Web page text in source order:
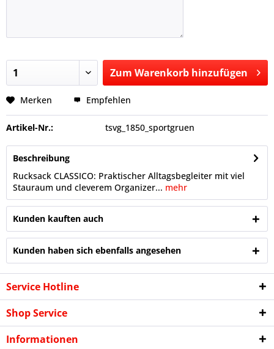
Zum Warenkorb hinzufügen
Merken Empfehlen
Artikel-Nr.: tsvg_1850_sportgruen
Beschreibung
Rucksack CLASSICO: Praktischer Alltagsbegleiter mit viel
Stauraum und cleverem Organizer... mehr
Kunden kauften auch
Kunden haben sich ebenfalls angesehen
Service Hotline
Shop Service
Informationen